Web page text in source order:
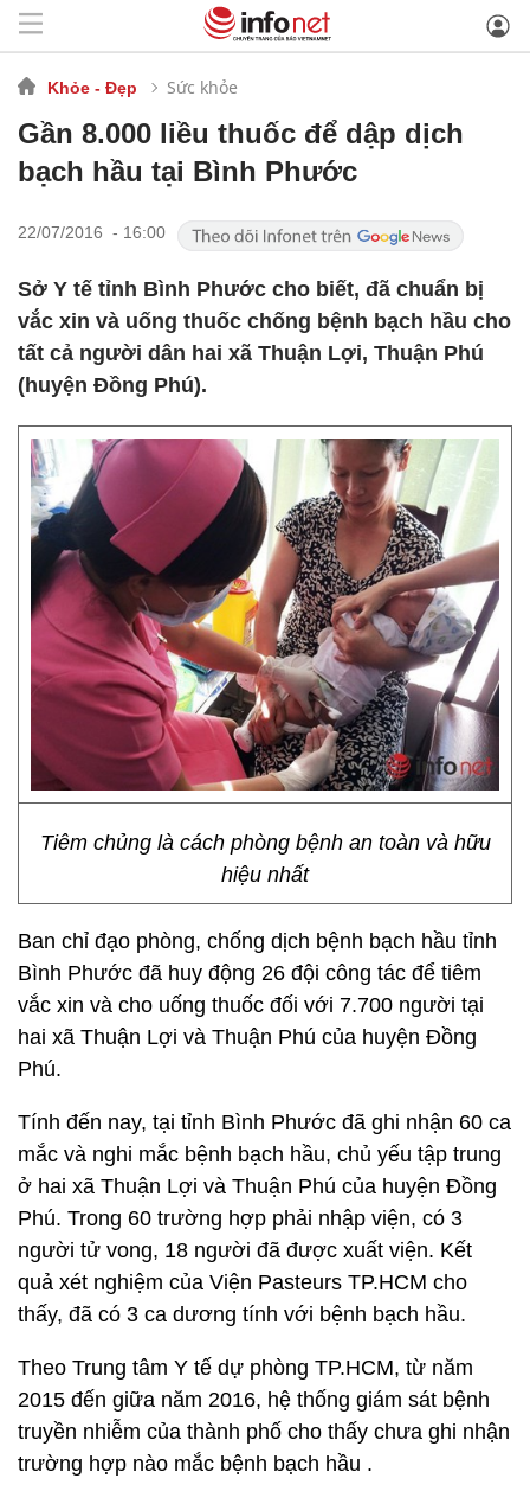
Khỏe - Đẹp Sức khỏe
Gần 8.000 liều thuốc để dập dịch
bạch hầu tại Bình Phước
22/07/2016 - 16:00
Sở Y tế tỉnh Bình Phước cho biết, đã chuẩn bị
vắc xin và uống thuốc chống bệnh bạch hầu cho
tất cả người dân hai xã Thuận Lợi, Thuận Phú
(huyện Đồng Phú).
Tiêm chủng là cách phòng bệnh an toàn và hữu
hiệu nhất
Ban chỉ đạo phòng, chống dịch bệnh bạch hầu tỉnh
Bình Phước đã huy động 26 đội công tác để tiêm
vắc xin và cho uống thuốc đối với 7.700 người tại
hai xã Thuận Lợi và Thuận Phú của huyện Đồng
Phú.
Tính đến nay, tại tỉnh Bình Phước đã ghi nhận 60 ca
mắc và nghi mắc bệnh bạch hầu, chủ yếu tập trung
ở hai xã Thuận Lợi và Thuận Phú của huyện Đồng
Phú. Trong 60 trường hợp phải nhập viện, có 3
người tử vong, 18 người đã được xuất viện. Kết
quả xét nghiệm của Viện Pasteurs TP.HCM cho
thấy, đã có 3 ca dương tính với bệnh bạch hầu.
Theo Trung tâm Y tế dự phòng TP.HCM, từ năm
2015 đến giữa năm 2016, hệ thống giám sát bệnh
truyền nhiễm của thành phố cho thấy chưa ghi nhận
trường hợp nào mắc bệnh bạch hầu .